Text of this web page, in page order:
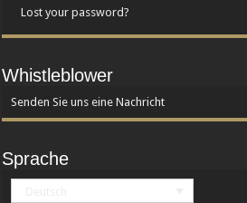
Lost your password?
Whistleblower
Senden Sie uns eine Nachricht
Sprache